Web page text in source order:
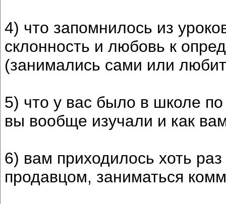
4) что запомнилось из
склонность и любовь к
(занимались сами или
5) что у вас было в школе
вы вообще изучали и как
6) вам приходилось хоть
продавцом, заниматься